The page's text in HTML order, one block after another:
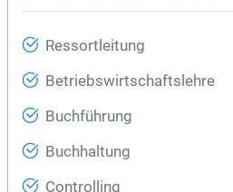
Ressortleitung
Betriebswirtschaftslehre
Buchführung
Buchhaltung
Controlling